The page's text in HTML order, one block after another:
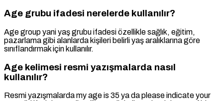
Age grubu ifadesi nerelerde kullanılır?
Age group yani yaş grubu ifadesi özellikle sağlık, eğitim,
pazarlama gibi alanlarda kişileri belirli yaş aralıklarına göre
sınıflandırmak için kullanılır.
Age kelimesi resmi yazışmalarda nasıl
kullanılır?
Resmi yazışmalarda my age is 35 ya da please indicate your